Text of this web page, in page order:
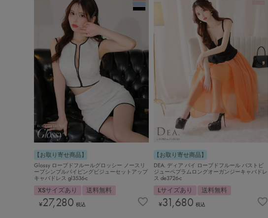
【お取り寄せ商品】
Glossy ローブドフルールグロッシー ノースリ
ーブシンプルパイピングビジューセットアップ
キャバドレス gl3536-c
XSサイズあり 送料無料
¥27,280 税込
【お取り寄せ商品】
DEA. ディア バイ ローブドフルール バストビ
ジューペプラムロングオーガンジーキャバドレ
ス de3726-c
Lサイズあり 送料無料
¥31,680 税込